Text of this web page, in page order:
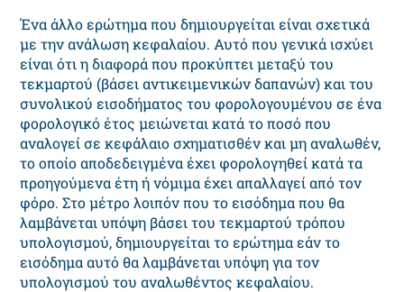
Ένα άλλο ερώτημα που δημιουργείται είναι σχετικά
με την ανάλωση κεφαλαίου. Αυτό που γενικά ισχύει
είναι ότι η διαφορά που προκύπτει μεταξύ του
τεκμαρτού (βάσει αντικειμενικών δαπανών) και του
συνολικού εισοδήματος του φορολογουμένου σε ένα
φορολογικό έτος μειώνεται κατά το ποσό που
αναλογεί σε κεφάλαιο σχηματισθέν και μη αναλωθέν,
το οποίο αποδεδειγμένα έχει φορολογηθεί κατά τα
προηγούμενα έτη ή νόμιμα έχει απαλλαγεί από τον
φόρο. Στο μέτρο λοιπόν που το εισόδημα που θα
λαμβάνεται υπόψη βάσει του τεκμαρτού τρόπου
υπολογισμού, δημιουργείται το ερώτημα εάν το
εισόδημα αυτό θα λαμβάνεται υπόψη για τον
υπολογισμού του αναλωθέντος κεφαλαίου.